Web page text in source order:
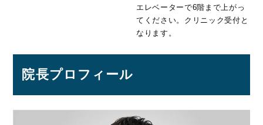
エレベーターで6階まで上がっ
てください。クリニック受付と
なります。
院長プロフィール